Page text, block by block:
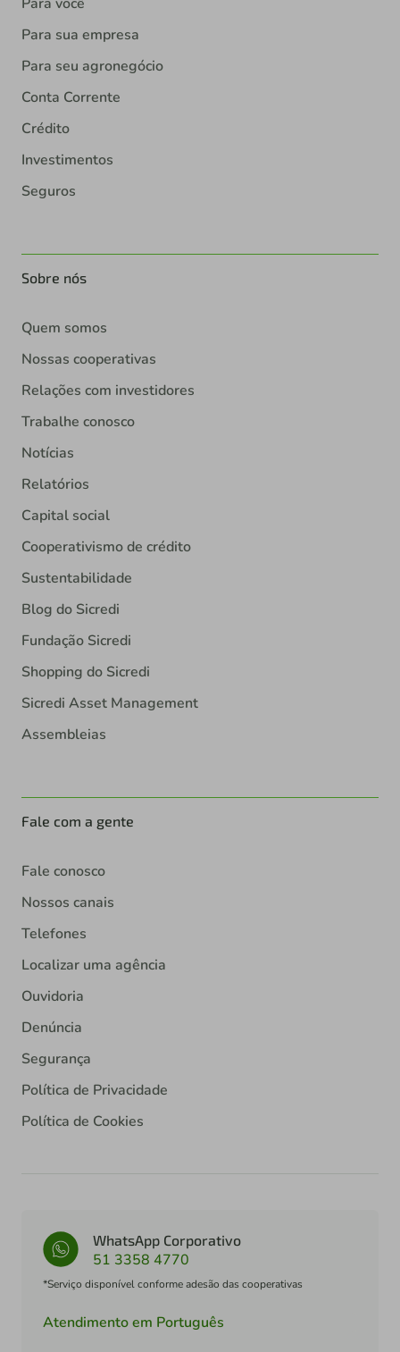
Para sua empresa
Para seu agronegócio
Conta Corrente
Crédito
Investimentos
Seguros
Sobre nós
Quem somos
Nossas cooperativas
Relações com investidores
Trabalhe conosco
Notícias
Relatórios
Capital social
Cooperativismo de crédito
Sustentabilidade
Blog do Sicredi
Fundação Sicredi
Shopping do Sicredi
Sicredi Asset Management
Assembleias
Fale com a gente
Fale conosco
Nossos canais
Telefones
Localizar uma agência
Ouvidoria
Denúncia
Segurança
Política de Privacidade
Política de Cookies
WhatsApp Corporativo
51 3358 4770
*Serviço disponível conforme adesão das cooperativas
Atendimento em Português